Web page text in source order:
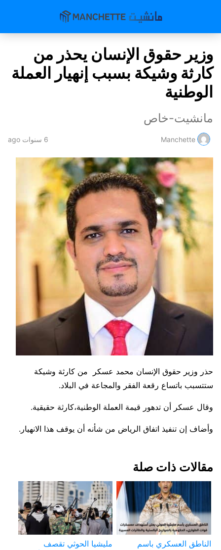
وزير حقوق الإنسان يحذر من
كارثة وشيكة بسبب إنهيار العملة
الوطنية
مانشيت-خاص
Manchette 6 سنوات ago
حذر وزير حقوق الإنسان محمد عسكر من كارثة وشيكة
ستتسبب باتساع رقعة الفقر والمجاعة في البلاد.
وقال عسكر أن تدهور قيمة العملة الوطنية،كارثة حقيقية.
وأضاف إن تنفيذ اتفاق الرياض من شأنه أن يوقف هذا الانهيار.
مقالات ذات صلة
الناطق العسكري باسم
مليشيا الحوثي تقصف